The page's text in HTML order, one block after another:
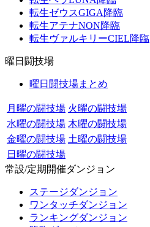
転生ゼウスGIGA降臨
転生アテナNON降臨
転生ヴァルキリーCIEL降臨
曜日闘技場
曜日闘技場まとめ
月曜の闘技場 火曜の闘技場
水曜の闘技場 木曜の闘技場
金曜の闘技場 土曜の闘技場
日曜の闘技場
常設/定期開催ダンジョン
ステージダンジョン
ワンタッチダンジョン
ランキングダンジョン